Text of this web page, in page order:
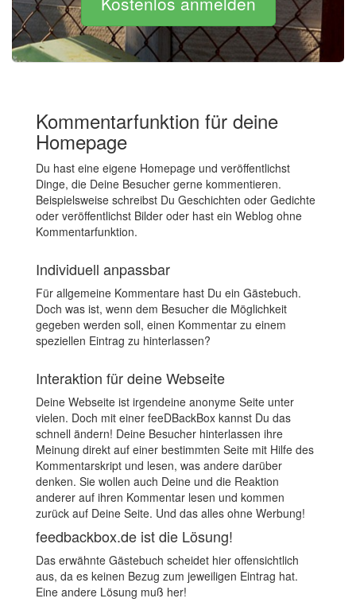
Kommentarfunktion für deine
Homepage
Du hast eine eigene Homepage und veröffentlichst
Dinge, die Deine Besucher gerne kommentieren.
Beispielsweise schreibst Du Geschichten oder Gedichte
oder veröffentlichst Bilder oder hast ein Weblog ohne
Kommentarfunktion.
Individuell anpassbar
Für allgemeine Kommentare hast Du ein Gästebuch.
Doch was ist, wenn dem Besucher die Möglichkeit
gegeben werden soll, einen Kommentar zu einem
speziellen Eintrag zu hinterlassen?
Interaktion für deine Webseite
Deine Webseite ist irgendeine anonyme Seite unter
vielen. Doch mit einer feeDBackBox kannst Du das
schnell ändern! Deine Besucher hinterlassen ihre
Meinung direkt auf einer bestimmten Seite mit Hilfe des
Kommentarskript und lesen, was andere darüber
denken. Sie wollen auch Deine und die Reaktion
anderer auf ihren Kommentar lesen und kommen
zurück auf Deine Seite. Und das alles ohne Werbung!
feedbackbox.de ist die Lösung!
Das erwähnte Gästebuch scheidet hier offensichtlich
aus, da es keinen Bezug zum jeweiligen Eintrag hat.
Eine andere Lösung muß her!